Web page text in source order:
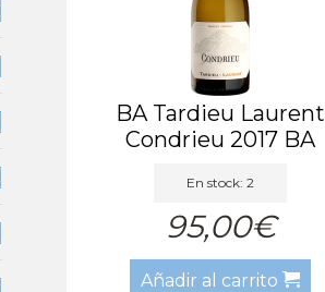
BA Tardieu Laurent
Condrieu 2017 BA
En stock: 2
95,00€
Añadir al carrito